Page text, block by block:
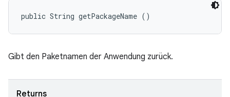
public String getPackageName ()
Gibt den Paketnamen der Anwendung zurück.
Returns